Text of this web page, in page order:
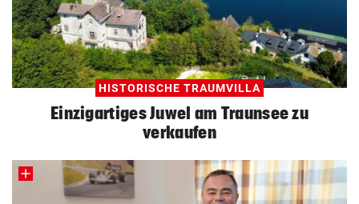
HISTORISCHE TRAUMVILLA
Einzigartiges Juwel am Traunsee zu
verkaufen